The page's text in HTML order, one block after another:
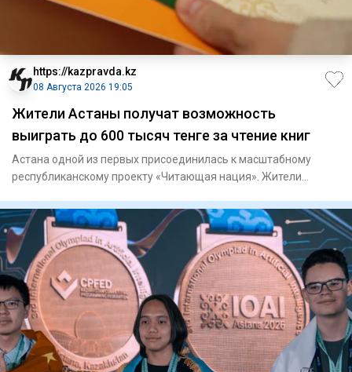
https://kazpravda.kz
08 Августа 2026 19:05
Жители Астаны получат возможность
выиграть до 600 тысяч тенге за чтение книг
Астана одной из первых присоединилась к масштабному
республиканскому проекту «Читающая нация». Жители